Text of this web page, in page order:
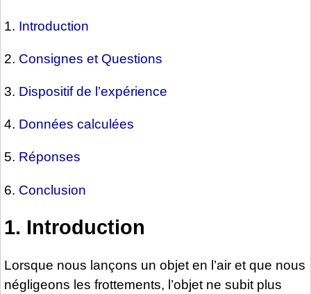
1. Introduction
2. Consignes et Questions
3. Dispositif de l’expérience
4. Données calculées
5. Réponses
6. Conclusion
1. Introduction
Lorsque nous lançons un objet en l’air et que nous
négligeons les frottements, l’objet ne subit plus